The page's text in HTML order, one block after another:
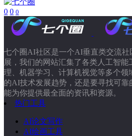
0 0 0
七个圈AI社区是一个AI垂直类交流
展，我们的网站汇集了各类人工智能
理、机器学习、计算机视觉等多个领
的AI技术发展趋势，还是要寻找可
能为你提供最全面的资讯和资源。
热门工具
AI论文写作
AI绘画工具